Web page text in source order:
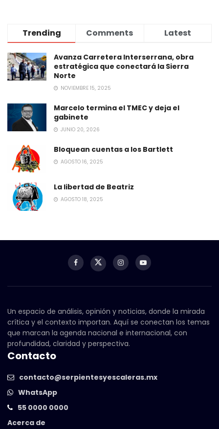
Trending Comments Latest
Avanza Carretera Interserrana, obra
estratégica que conectará la Sierra
Norte
NOVIEMBRE 15, 2025
Marcelo termina el TMEC y deja el
gabinete
JUNIO 20, 2026
Bloquean cuentas a los Bartlett
AGOSTO 16, 2025
La libertad de Beatriz
AGOSTO 18, 2025
Un espacio de análisis, opinión y noticias, donde la mirada
crítica y el contexto importan. Aquí se conectan los temas
que marcan la agenda nacional e internacional, con
profundidad, claridad y perspectiva.
Contacto
contacto@serpientesyescaleras.mx
WhatsApp
55 0000 0000
Acerca de